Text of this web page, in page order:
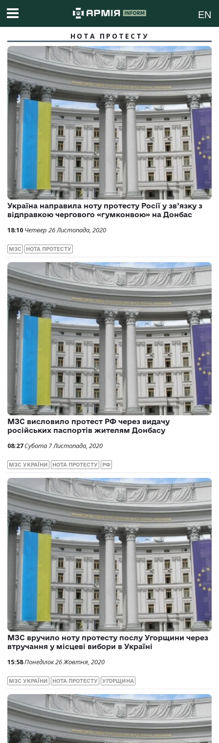
EN
НОТА ПРОТЕСТУ
Україна направила ноту протесту Росії у зв’язку з
відправкою чергового «гумконвою» на Донбас
18:10 Четвер 26 Листопада, 2020
МЗС НОТА ПРОТЕСТУ
МЗС висловило протест РФ через видачу
російських паспортів жителям Донбасу
08:27 Субота 7 Листопада, 2020
МЗС УКРАЇНИ НОТА ПРОТЕСТУ РФ
МЗС вручило ноту протесту послу Угорщини через
втручання у місцеві вибори в Україні
15:58Понеділок 26 Жовтня, 2020
МЗС УКРАЇНИ НОТА ПРОТЕСТУ УГОРЩИНА